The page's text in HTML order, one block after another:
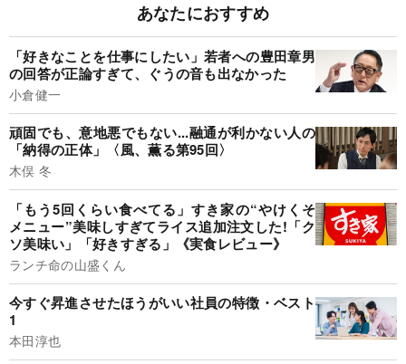
あなたにおすすめ
「好きなことを仕事にしたい」若者への豊田章男
の回答が正論すぎて、ぐうの音も出なかった
小倉健一
頑固でも、意地悪でもない...融通が利かない人の
「納得の正体」〈風、薫る第95回〉
木俣 冬
「もう5回くらい食べてる」すき家の“やけくそ
メニュー”美味しすぎてライス追加注文した!「ク
ソ美味い」「好きすぎる」《実食レビュー》
ランチ命の山盛くん
今すぐ昇進させたほうがいい社員の特徴・ベスト
1
本田淳也